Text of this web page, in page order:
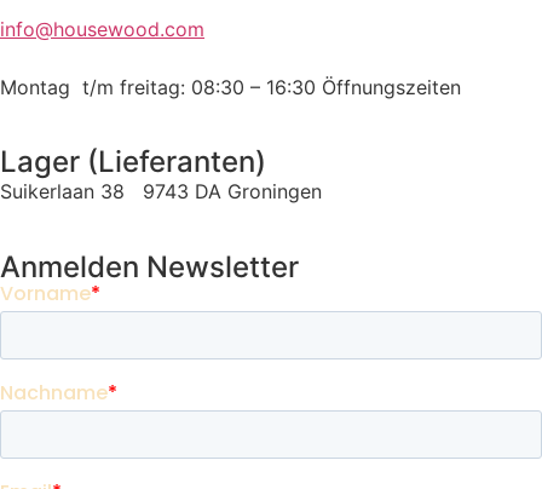
info@housewood.com
Montag t/m freitag: 08:30 – 16:30 Öffnungszeiten
Lager (Lieferanten)
Suikerlaan 38 9743 DA Groningen
Anmelden Newsletter